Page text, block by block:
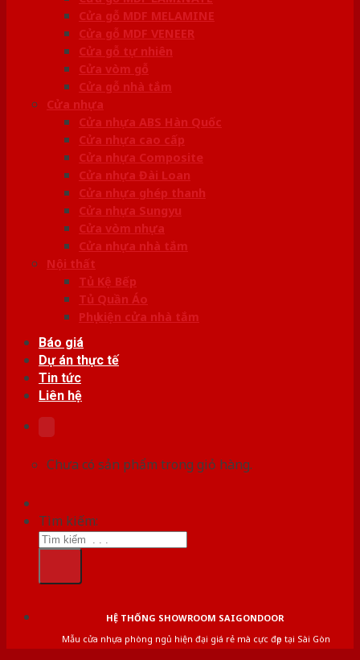
Cửa gỗ MDF MELAMINE
Cửa gỗ MDF VENEER
Cửa gỗ tự nhiên
Cửa vòm gỗ
Cửa gỗ nhà tắm
Cửa nhựa
Cửa nhựa ABS Hàn Quốc
Cửa nhựa cao cấp
Cửa nhựa Composite
Cửa nhựa Đài Loan
Cửa nhựa ghép thanh
Cửa nhựa Sungyu
Cửa vòm nhựa
Cửa nhựa nhà tắm
Nội thất
Tủ Kệ Bếp
Tủ Quần Áo
Phụ kiện cửa nhà tắm
Báo giá
Dự án thực tế
Tin tức
Liên hệ
Chưa có sản phẩm trong giỏ hàng.
Tìm kiếm:
HỆ THỐNG SHOWROOM SAIGONDOOR
Mẫu cửa nhựa phòng ngủ hiện đại giá rẻ mà cực đẹp tại Sài Gòn